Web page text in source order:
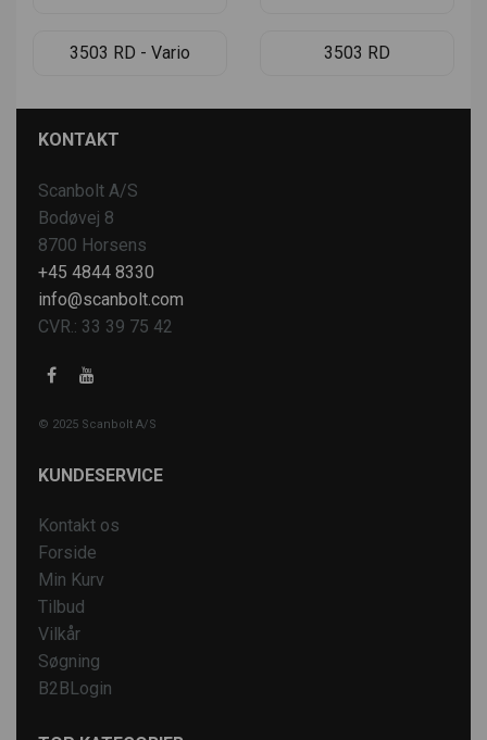
3503 RD - Vario 3503 RD
KONTAKT
Scanbolt A/S
Bodøvej 8
8700 Horsens
+45 4844 8330
info@scanbolt.com
CVR.: 33 39 75 42
© 2025 Scanbolt A/S
KUNDESERVICE
Kontakt os
Forside
Min Kurv
Tilbud
Vilkår
Søgning
B2BLogin